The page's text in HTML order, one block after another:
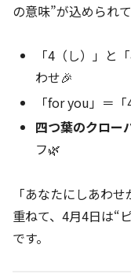
の意味”が込められ
「4（し）」と
わせ🎉
「for you」＝
四つ葉のクロー
フ🌿
「あなたにしあわ
重ねて、4月4日は“
です。